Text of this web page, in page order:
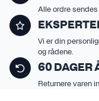
Alle ordre sendes
Vi er din
og rådene.
60 DAGER
Returnere varen